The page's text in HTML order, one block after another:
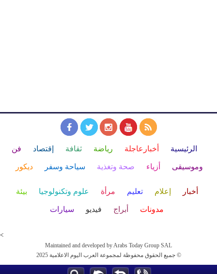
الرئيسية أخبارعاجلة رياضة ثقافة إقتصاد فن
وموسيقى أزياء صحة وتغذية سياحة وسفر ديكور
أخبار إعلام تعليم مرأة علوم وتكنولوجيا بيئة
مدونات أبراج فيديو سيارات
<
Maintained and developed by Arabs Today Group SAL
جميع الحقوق محفوظة لمجموعة العرب اليوم الاعلامية 2025 ©